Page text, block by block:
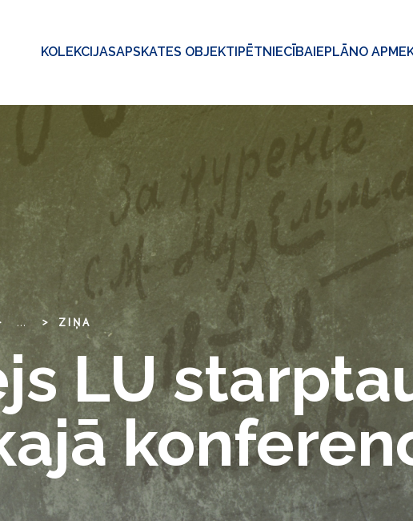
KOLEKCIJASAPSKATES OBJEKTIPĒTNIECĪBAIEPLĀNO
... ZIŅA
LU